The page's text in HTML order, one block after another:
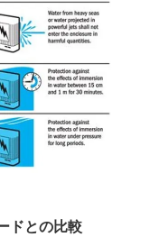
ドとの比較